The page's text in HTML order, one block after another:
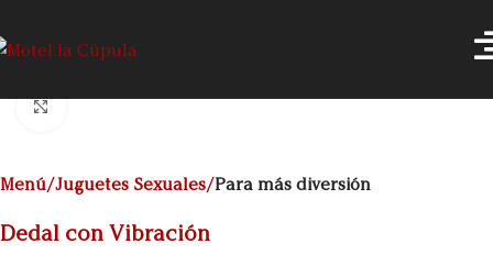
Menú Juguetes Sexuales Para más diversión
Dedal con Vibración